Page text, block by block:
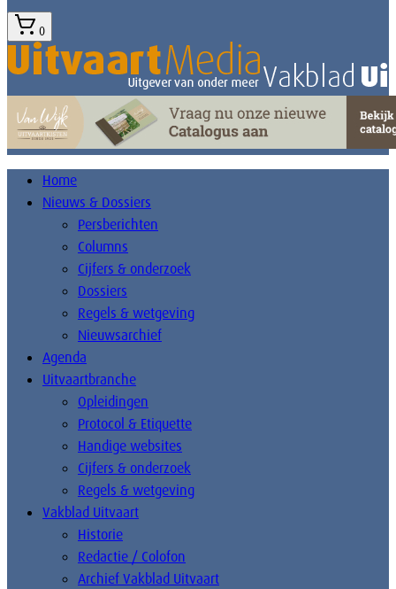
0
Home
Nieuws & Dossiers
Persberichten
Columns
Cijfers & onderzoek
Dossiers
Regels & wetgeving
Nieuwsarchief
Agenda
Uitvaartbranche
Opleidingen
Protocol & Etiquette
Handige websites
Cijfers & onderzoek
Regels & wetgeving
Vakblad Uitvaart
Historie
Redactie / Colofon
Archief Vakblad Uitvaart